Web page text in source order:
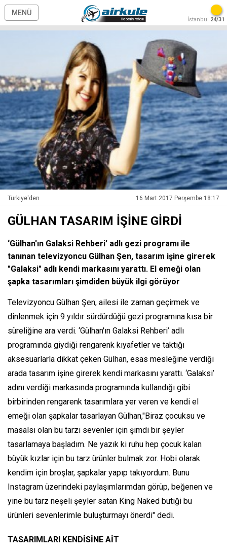
MENÜ
İstanbul 24/31
Türkiye'den 16 Mart 2017 Perşembe 18:17
GÜLHAN TASARIM İŞİNE GİRDİ
‘Gülhan'ın Galaksi Rehberi’ adlı gezi programı ile
tanınan televizyoncu Gülhan Şen, tasarım işine girerek
"Galaksi" adlı kendi markasını yarattı. El emeği olan
şapka tasarımları şimdiden büyük ilgi görüyor
Televizyoncu Gülhan Şen, ailesi ile zaman geçirmek ve
dinlenmek için 9 yıldır sürdürdüğü gezi programına kısa bir
süreliğine ara verdi. ‘Gülhan'ın Galaksi Rehberi’ adlı
programında giydiği rengarenk kıyafetler ve taktığı
aksesuarlarla dikkat çeken Gülhan, esas mesleğine verdiği
arada tasarım işine girerek kendi markasını yarattı. ‘Galaksi’
adını verdiği markasında programında kullandığı gibi
birbirinden rengarenk tasarımlara yer veren ve kendi el
emeği olan şapkalar tasarlayan Gülhan,"Biraz çocuksu ve
masalsı olan bu tarzı sevenler için şimdi bir şeyler
tasarlamaya başladım. Ne yazık ki ruhu hep çocuk kalan
büyük kızlar için bu tarz ürünler bulmak zor. Hobi olarak
kendim için broşlar, şapkalar yapıp takıyordum. Bunu
Instagram üzerindeki paylaşımlarımdan görüp, beğenen ve
yine bu tarz neşeli şeyler satan King Naked butiği bu
ürünleri sevenlerimle buluşturmayı önerdi" dedi.
TASARIMLARI KENDİSİNE AİT